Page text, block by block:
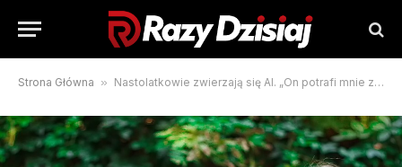
Strona Główna » Nastolatkowie zwierzają się AI. „On potrafi mnie zrozumieć lepiej niż przyjaciel”